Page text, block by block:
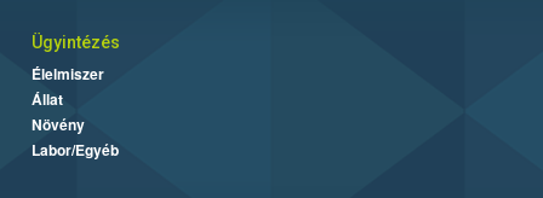
Ügyintézés
Élelmiszer
Állat
Növény
Labor/Egyéb